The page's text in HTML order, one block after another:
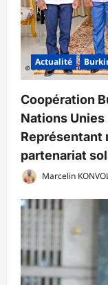
Actualité
Coopération
Nations
Représentant
partenariat
Marcelin